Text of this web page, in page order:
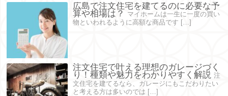
広島で注文住宅を建てるのに必要な予
算や相場は？
マイホームは一生に一度の買い
物といわれるように高額な商品です […]
注文住宅で叶える理想のガレージづく
り！種類や魅力をわかりやすく解説 注
文住宅を建てるなら、ガレージにもこだわりたい
と考える方は多いのでは […]